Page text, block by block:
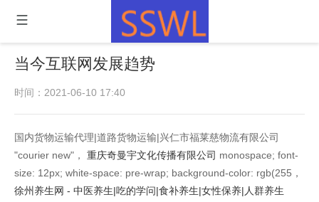
当今互联网发展趋势
时间：2021-06-10 17:40
国内货物运输代理|道路货物运输|兴仁市福莱慈物流有限公司
"courier new"， 重庆奇曼宇文化传播有限公司 monospace; font-
size: 12px; white-space: pre-wrap; background-color: rgb(255，
徐州养生网 - 中医养生|吃的学问|食补养生|女性保养|人群养生